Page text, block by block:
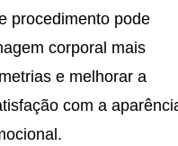
procedimento pode
corporal mais
e melhorar a
com a